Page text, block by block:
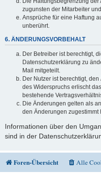
zugunsten der Mitarbeiter
Ansprüche für eine Haftung
unberührt.
6. ÄNDERUNGSVORBEHALT
Der Betreiber ist berechtigt,
Datenschutzerklärung zu
Mail mitgeteilt.
Der Nutzer ist berechtigt,
des Widerspruchs erlischt
bestehende
Die Änderungen gelten als
den Änderungen zugestimmt
Informationen über den
sind in der
Foren-Übersicht Alle